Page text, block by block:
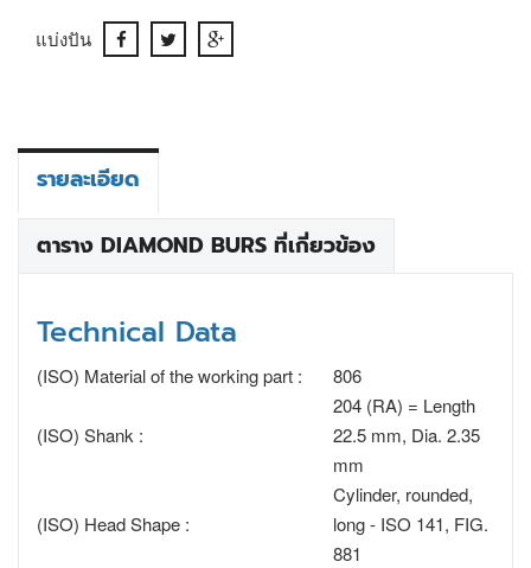
แบ่งปัน
รายละเอียด
ตาราง DIAMOND BURS ที่เกี่ยวข้อง
Technical Data
(ISO) Material of the working part : 806
(ISO) Shank :
204 (RA) = Length
22.5 mm, Dia. 2.35
mm
(ISO) Head Shape :
Cylinder, rounded,
long - ISO 141, FIG.
881